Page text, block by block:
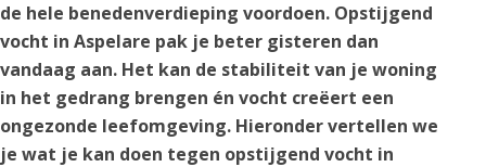
de hele benedenverdieping voordoen. Opstijgend
vocht in Aspelare pak je beter gisteren dan
vandaag aan. Het kan de stabiliteit van je woning
in het gedrang brengen én vocht creëert een
ongezonde leefomgeving. Hieronder vertellen we
je wat je kan doen tegen opstijgend vocht in